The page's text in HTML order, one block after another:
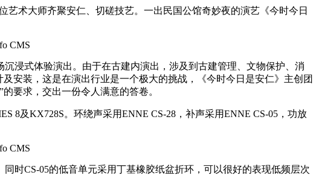
艺术大师齐聚安仁、切磋技艺。一出民国公馆奇妙夜的演艺《今时今日
浸式体验演出。由于在古建内演出，涉及到古建管理、文物保护、消
安装，这是在演出行业是一个极大的挑战，《今时今日是安仁》主创团
要求，交出一份令人满意的答卷。
8及KX728S。环绕声采用ENNE CS-28，补声采用ENNE CS-05，功放
时CS-05的低音单元采用丁基橡胶纸盆折环，可以很好的表现低频层次